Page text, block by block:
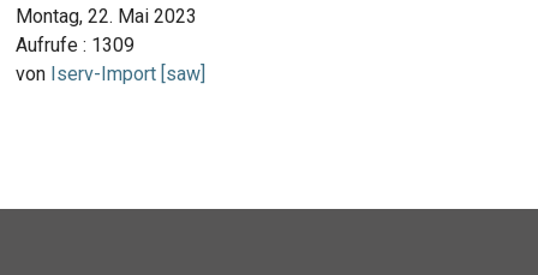
Montag, 22. Mai 2023
Aufrufe: 1309
von Iserv-Import [saw]